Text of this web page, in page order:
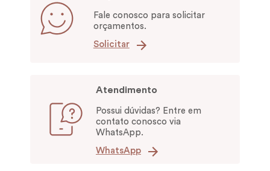
Fale conosco para solicitar
orçamentos.
Solicitar
Atendimento
Possui dúvidas? Entre em
contato conosco via
WhatsApp.
WhatsApp